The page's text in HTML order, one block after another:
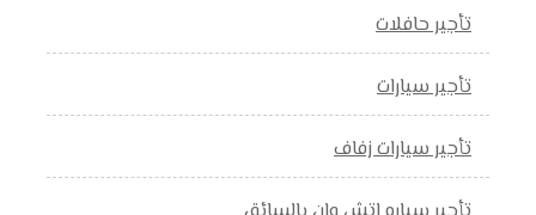
تأجير حافلات
تأجير سيارات
تأجير سيارات زفاف